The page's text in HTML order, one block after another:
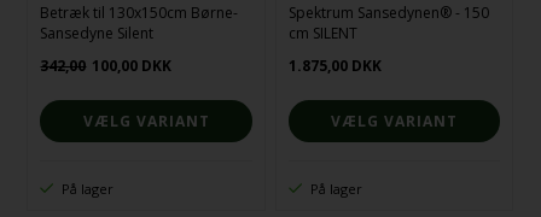
Betræk til 130x150cm Børne-
Sansedyne Silent
342,00 100,00 DKK
VÆLG VARIANT
På lager
Spektrum Sansedynen® - 150
cm SILENT
1.875,00 DKK
VÆLG VARIANT
På lager